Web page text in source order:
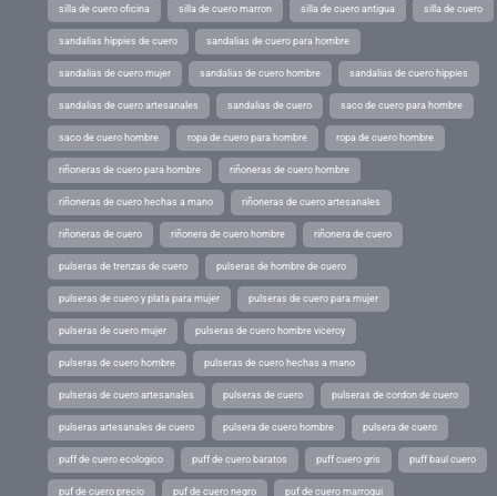
silla de cuero oficina silla de cuero marron silla de cuero antigua silla de cuero
sandalias hippies de cuero sandalias de cuero para hombre
sandalias de cuero mujer sandalias de cuero hombre sandalias de cuero hippies
sandalias de cuero artesanales sandalias de cuero saco de cuero para hombre
saco de cuero hombre ropa de cuero para hombre ropa de cuero hombre
riñoneras de cuero para hombre riñoneras de cuero hombre
riñoneras de cuero hechas a mano riñoneras de cuero artesanales
riñoneras de cuero riñonera de cuero hombre riñonera de cuero
pulseras de trenzas de cuero pulseras de hombre de cuero
pulseras de cuero y plata para mujer pulseras de cuero para mujer
pulseras de cuero mujer pulseras de cuero hombre viceroy
pulseras de cuero hombre pulseras de cuero hechas a mano
pulseras de cuero artesanales pulseras de cuero pulseras de cordon de cuero
pulseras artesanales de cuero pulsera de cuero hombre pulsera de cuero
puff de cuero ecologico puff de cuero baratos puff cuero gris puff baul cuero
puf de cuero precio puf de cuero negro puf de cuero marroqui